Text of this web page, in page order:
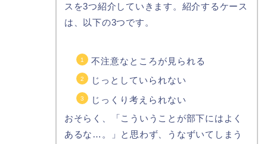
スを3つ紹介していきます。紹介するケース
は、以下の3つです。
不注意なところが見られる
じっとしていられない
じっくり考えられない
おそらく、「こういうことが部下にはよく
あるな…。」と思わず、うなずいてしまう